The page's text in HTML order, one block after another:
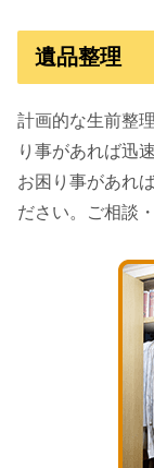
遺品整理
計画的な生前整
り事があれば迅
お困り事があれ
ださい。ご相談